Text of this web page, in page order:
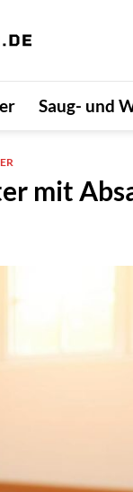
Saug- und
mit